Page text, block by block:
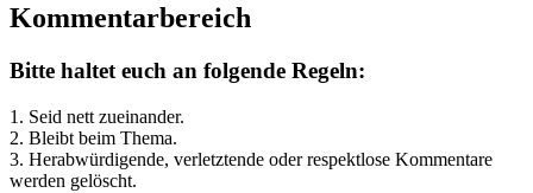
Kommentarbereich
Bitte haltet euch an folgende Regeln:
1. Seid nett zueinander.
2. Bleibt beim Thema.
3. Herabwürdigende, verletztende oder respektlose Kommentare
werden gelöscht.